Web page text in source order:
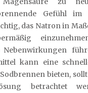
Gefühl im
das Natron in
Nebenwirkungen
kann eine
bieten,
betrachtet